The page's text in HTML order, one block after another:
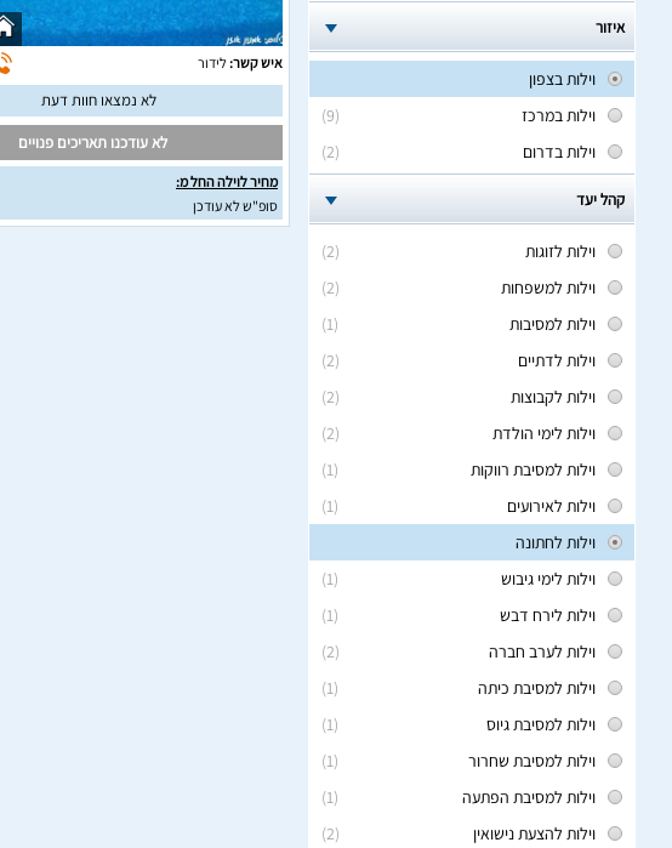
איזור
וילות בצפון
(9)
וילות במרכז
(2)
וילות בדרום
קהל יעד
(2)
וילות לזוגות
(2)
וילות למשפחות
(1)
וילות למסיבות
(2)
וילות לדתיים
(2)
וילות לקבוצות
(2)
וילות לימי הולדת
(1)
וילות למסיבת רווקות
(1)
וילות לאירועים
וילות לחתונה
(1)
וילות לימי גיבוש
(1)
וילות לירח דבש
(2)
וילות לערב חברה
(1)
וילות למסיבת כיתה
(1)
וילות למסיבת גיוס
(1)
וילות למסיבת שחרור
(1)
וילות למסיבת הפתעה
(2)
וילות להצעת נישואין
איש קשר:לידור
לא נמצאו חוות דעת
לא עודכנו תאריכים פנויים
מחיר לוילה החל מ:
סופ"ש לא עודכן